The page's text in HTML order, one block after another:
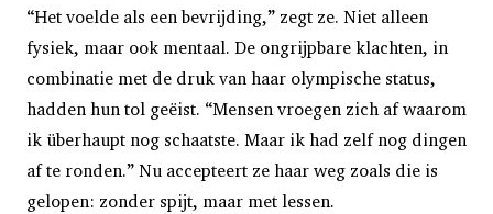
“Het voelde als een bevrijding,” zegt ze. Niet alleen
fysiek, maar ook mentaal. De ongrijpbare klachten, in
combinatie met de druk van haar olympische status,
hadden hun tol geëist. “Mensen vroegen zich af waarom
ik überhaupt nog schaatste. Maar ik had zelf nog dingen
af te ronden.” Nu accepteert ze haar weg zoals die is
gelopen: zonder spijt, maar met lessen.